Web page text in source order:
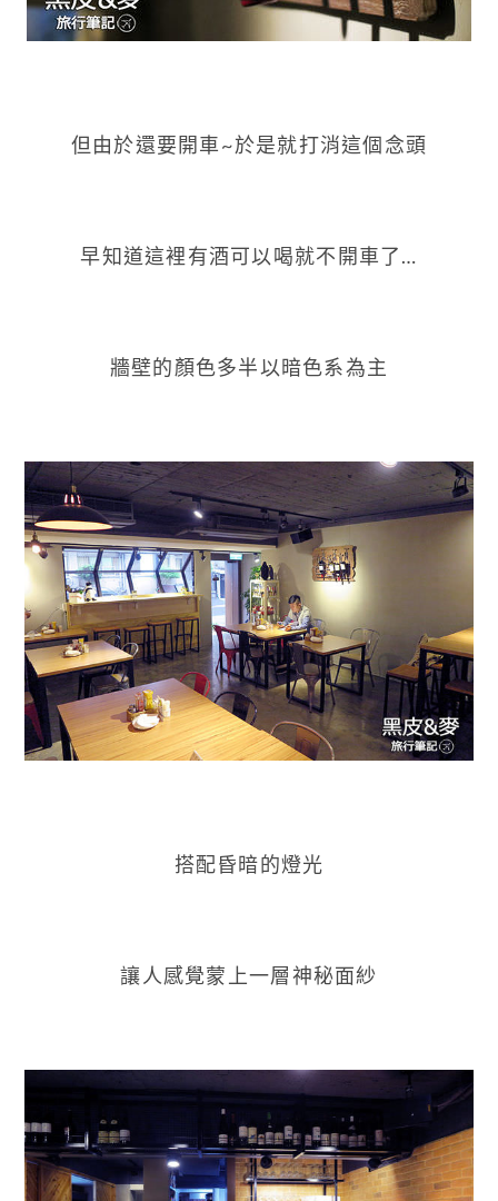
但由於還要開車~於是就打消這個念頭
早知道這裡有酒可以喝就不開車了…
牆壁的顏色多半以暗色系為主
搭配昏暗的燈光
讓人感覺蒙上一層神秘面紗